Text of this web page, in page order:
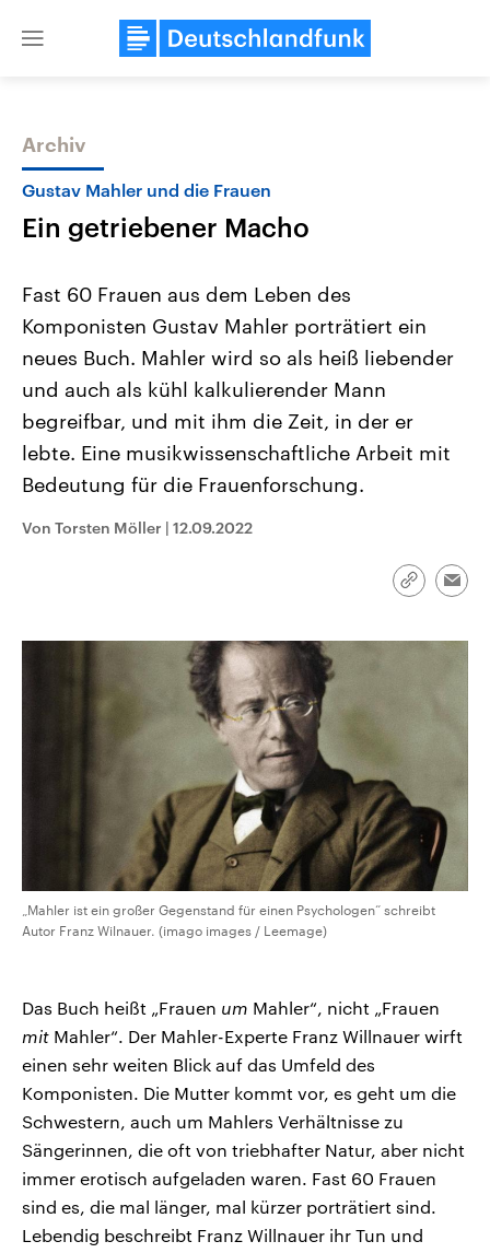
Close
Themen
Landtagswahl Sachsen-Anhalt
2026
Alle Informationen
Sachsen-Anhalt wählt am 6.
September 2026 einen neuen
Bundesland von einer Koalition aus
Umfragen, Prognosen,
Wahlprogramme, aktuelle Berichte
USA
Aktuelle Beiträge,
Hintergründe
Wirtschaftlich und
gehören die Vereinigten
mit großem Einfluss auf
Archiv
Gustav Mahler und die Frauen
Ein getriebener Macho
Fast 60 Frauen aus dem Leben des
Komponisten Gustav Mahler porträtiert ein
neues Buch. Mahler wird so als heiß liebender
und auch als kühl kalkulierender Mann
begreifbar, und mit ihm die Zeit, in der er
lebte. Eine musikwissenschaftliche Arbeit mit
Bedeutung für die Frauenforschung.
Von Torsten Möller | 12.09.2022
Link
„Mahler ist ein großer Gegenstand für einen Psychologen“ schreibt
Autor Franz Wilnauer. (imago images / Leemage)
Das Buch heißt „Frauen um Mahler“, nicht „Frauen
mit Mahler“. Der Mahler-Experte Franz Willnauer wirft
einen sehr weiten Blick auf das Umfeld des
Komponisten. Die Mutter kommt vor, es geht um die
Schwestern, auch um Mahlers Verhältnisse zu
Sängerinnen, die oft von triebhafter Natur, aber nicht
immer erotisch aufgeladen waren. Fast 60 Frauen
sind es, die mal länger, mal kürzer porträtiert sind.
Lebendig beschreibt Franz Willnauer ihr Tun und